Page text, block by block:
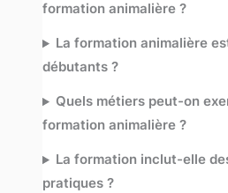
formation animalière ?
La formation animalière
débutants ?
Quels métiers peut-on
formation animalière ?
La formation inclut-elle
pratiques ?